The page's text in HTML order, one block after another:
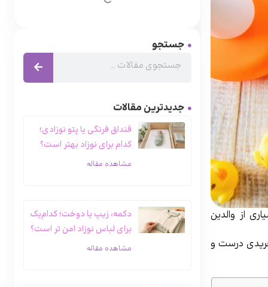
از والدین
خریدی درست و
جستجو
جدیدترین مقالات
قنداق فرنگی یا پتو نوزادی؛
کدام‌ برای نوزاد بهتر است؟
مشاهده مقاله
دکمه، زیپ یا دوخت؛ کدام‌یک
برای لباس نوزاد امن‌ تر است؟
مشاهده مقاله